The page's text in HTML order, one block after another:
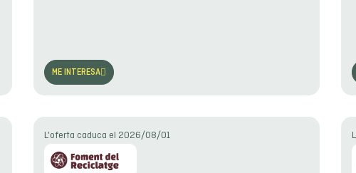
ME INTERESA
L'oferta caduca el 2026/08/01